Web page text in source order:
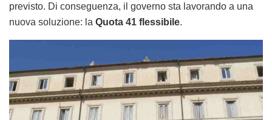
previsto. Di conseguenza, il governo sta lavorando a una
nuova soluzione: la Quota 41 flessibile.